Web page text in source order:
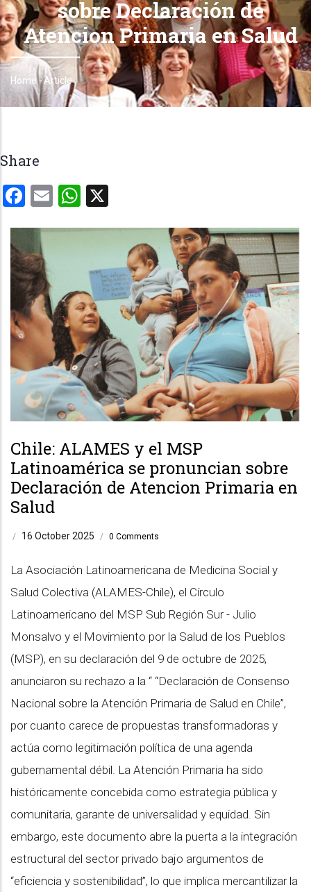
sobre Declaración de
Atencion Primaria en Salud
Breadcrumb
Home -Article
Share
Facebook
EmailWhatsApp
Chile: ALAMES y el MSP
Latinoamérica se pronuncian sobre
Declaración de Atencion Primaria en
Salud
/ 16 October 2025 / 0 Comments
La Asociación Latinoamericana de Medicina Social y
Salud Colectiva (ALAMES-Chile), el Círculo
Latinoamericano del MSP Sub Región Sur - Julio
Monsalvo y el Movimiento por la Salud de los Pueblos
(MSP), en su declaración del 9 de octubre de 2025,
anunciaron su rechazo a la “ “Declaración de Consenso
Nacional sobre la Atención Primaria de Salud en Chile”,
por cuanto carece de propuestas transformadoras y
actúa como legitimación política de una agenda
gubernamental débil. La Atención Primaria ha sido
históricamente concebida como estrategia pública y
comunitaria, garante de universalidad y equidad. Sin
embargo, este documento abre la puerta a la integración
estructural del sector privado bajo argumentos de
“eficiencia y sostenibilidad”, lo que implica mercantilizar la